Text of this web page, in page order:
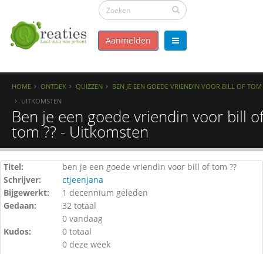
Aanmelden
HOME ONTDEK QUIZZEN
BEN JE EEN GOEDE VRIENDIN VOOR BILL OF TOM
UITKOMSTEN
Ben je een goede vriendin voor bill
tom ?? - Uitkomsten
Titel:
ben je een goede vriendin voor bill of tom ??
Schrijver:
ctjeenjana
Bijgewerkt:
1 decennium geleden
Gedaan:
32 totaal
0 vandaag
Kudos:
0 totaal
0 deze week